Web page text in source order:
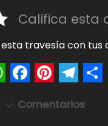
Califica esta
travesía con tus
h a i e
Comentarios